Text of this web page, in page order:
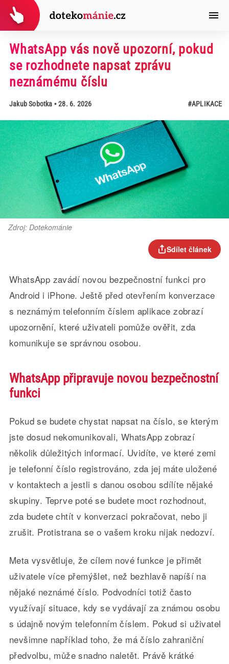
WhatsApp vás nově upozorní, pokud
se rozhodnete napsat zprávu
neznámému číslu
Jakub Sobotka • 28. 6. 2026 #APLIKACE
Zdroj: Dotekománie
Sdílet článek
WhatsApp zavádí novou bezpečnostní funkci pro
Android i iPhone. Ještě před otevřením konverzace
s neznámým telefonním číslem aplikace zobrazí
upozornění, které uživateli pomůže ověřit, zda
komunikuje se správnou osobou.
WhatsApp připravuje novou bezpečnostní
funkci
Pokud se budete chystat napsat na číslo, se kterým
jste dosud nekomunikovali, WhatsApp zobrazí
několik důležitých informací. Uvidíte, ve které zemi
je telefonní číslo registrováno, zda jej máte uložené
v kontaktech a jestli s danou osobou sdílíte nějaké
skupiny. Teprve poté se budete moct rozhodnout,
zda budete chtít v konverzaci pokračovat, nebo ji
zrušit. Protistrana se o vašem kroku nijak nedozví.
Meta vysvětluje, že cílem nové funkce je přimět
uživatele více přemýšlet, než bezhlavě napíší na
nějaké neznámé číslo. Podvodníci totiž často
využívají situace, kdy se vydávají za známou osobu
s údajně novým telefonním číslem. Pokud si uživatel
nevšimne například toho, že má číslo zahraniční
předvolbu, může snadno naletět. Právě krátké